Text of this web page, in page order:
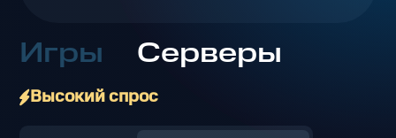
Игры Серверы
Высокий спрос